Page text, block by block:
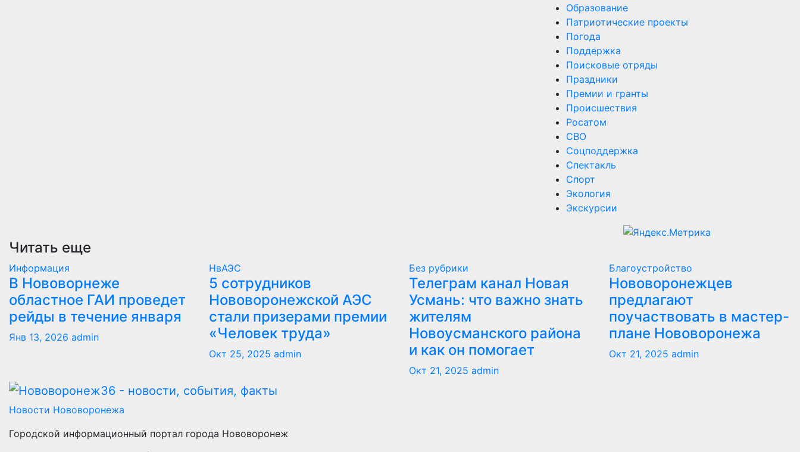
Образование
Патриотические проекты
Погода
Поддержка
Поисковые отряды
Праздники
Премии и гранты
Происшествия
Росатом
СВО
Соцподдержка
Спектакль
Спорт
Экология
Экскурсии
Читать еще
Информация
В Нововорнеже
областное ГАИ проведет
рейды в течение января
Янв 13, 2026 admin
НвАЭС
5 сотрудников
Нововоронежской АЭС
стали призерами премии
«Человек труда»
Окт 25, 2025 admin
Без рубрики
Телеграм канал Новая
Усмань: что важно знать
жителям
Новоусманского района
и как он помогает
Окт 21, 2025 admin
Благоустройство
Нововоронежцев
предлагают
поучаствовать в мастер-
плане Нововоронежа
Окт 21, 2025 admin
Новости Нововоронежа
Городской информационный портал города Нововоронеж